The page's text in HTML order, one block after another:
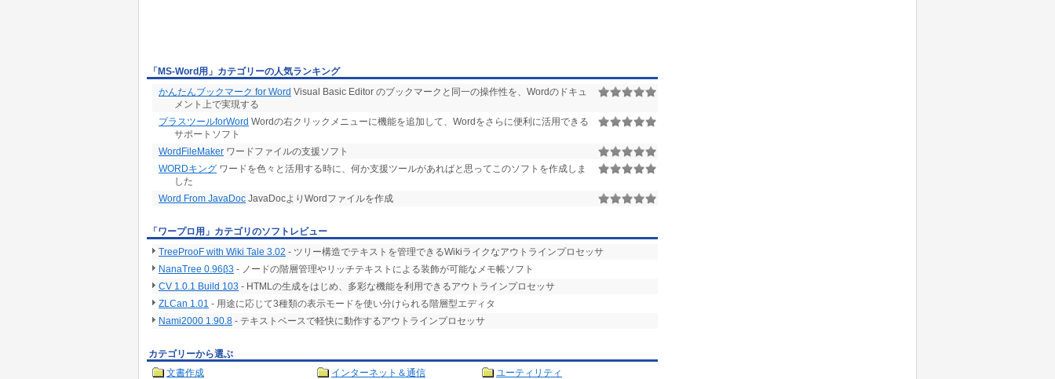
「MS-Word用」カテゴリーの人気ランキング
かんたんブックマーク for Word Visual Basic Editor のブックマークと同一の操作性を、Wordのドキュ
メント上で実現する
プラスツールforWord Wordの右クリックメニューに機能を追加して、Wordをさらに便利に活用できる
サポートソフト
WordFileMaker ワードファイルの支援ソフト
WORDキング ワードを色々と活用する時に、何か支援ツールがあればと思ってこのソフトを作成しま
した
Word From JavaDoc JavaDocよりWordファイルを作成
「ワープロ用」カテゴリのソフトレビュー
TreeProoF with Wiki Tale 3.02 - ツリー構造でテキストを管理できるWikiライクなアウトラインプロセッサ
NanaTree 0.96β3 - ノードの階層管理やリッチテキストによる装飾が可能なメモ帳ソフト
CV 1.0.1 Build 103 - HTMLの生成をはじめ、多彩な機能を利用できるアウトラインプロセッサ
ZLCan 1.01 - 用途に応じて3種類の表示モードを使い分けられる階層型エディタ
Nami2000 1.90.8 - テキストベースで軽快に動作するアウトラインプロセッサ
カテゴリーから選ぶ
文書作成
インターネット＆通信
ユーティリティ